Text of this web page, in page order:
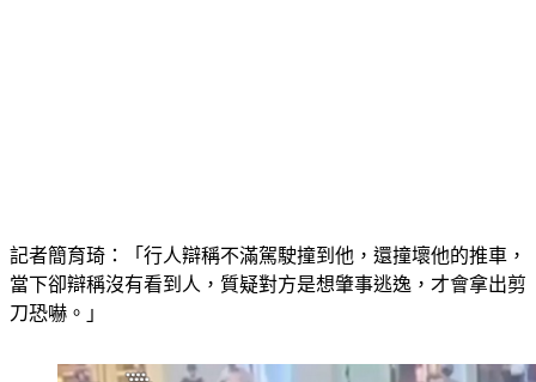
記者簡育琦：「行人辯稱不滿駕駛撞到他，還撞壞他的推車，
當下卻辯稱沒有看到人，質疑對方是想肇事逃逸，才會拿出剪
刀恐嚇。」